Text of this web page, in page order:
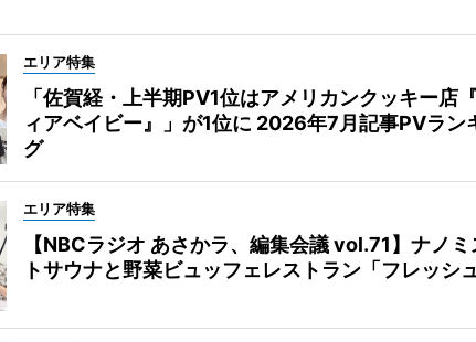
エリア特集
「佐賀経・上半期PV1位はアメリカンクッキー店
ィアベイビー』」が1位に 2026年7月記事PVラン
グ
エリア特集
【NBCラジオ あさかラ、編集会議 vol.71】ナノミ
トサウナと野菜ビュッフェレストラン「フレッシュ